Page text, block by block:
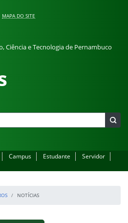
MAPA DO SITE
Ciência e Tecnologia de Pernambuco
Campus Estudante
Servidor
NOTÍCIAS